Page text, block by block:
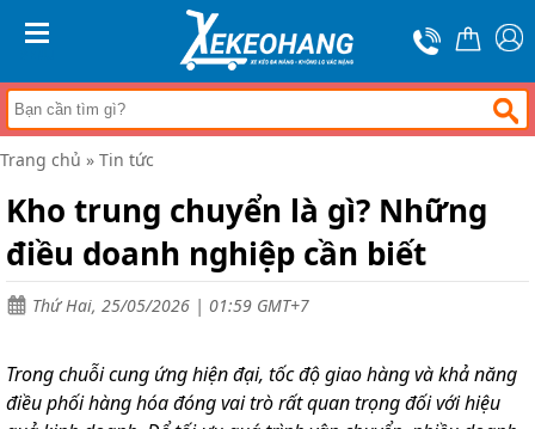
Trang
chủ
Xe
đẩy
hàng
Xe
tay
Bánh
xe
đẩy
Tin
tức
Trang chủ » Tin tức
Kho trung chuyển là gì? Những
điều doanh nghiệp cần biết
Thứ Hai, 25/05/2026 | 01:59 GMT+7
Trong chuỗi cung ứng hiện đại, tốc độ giao hàng và khả năng
điều phối hàng hóa đóng vai trò rất quan trọng đối với hiệu